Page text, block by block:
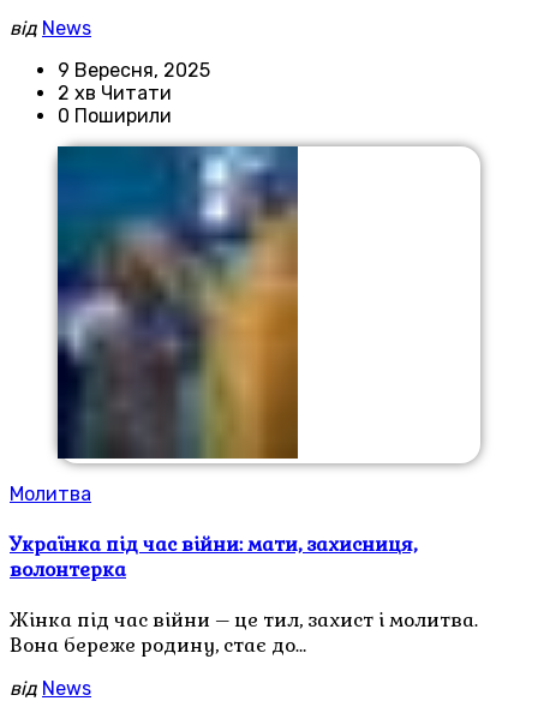
від News
9 Вересня, 2025
2 хв Читати
0 Поширили
Молитва
Українка під час війни: мати, захисниця,
волонтерка
Жінка під час війни – це тил, захист і молитва.
Вона береже родину, стає до…
від News